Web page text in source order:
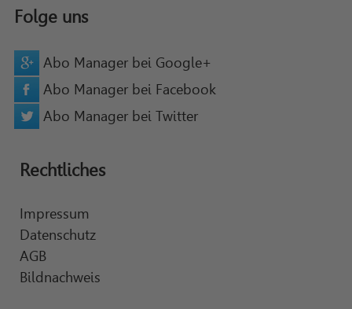
Folge uns
Abo Manager bei Google+
Abo Manager bei Facebook
Abo Manager bei Twitter
Rechtliches
Impressum
Datenschutz
AGB
Bildnachweis